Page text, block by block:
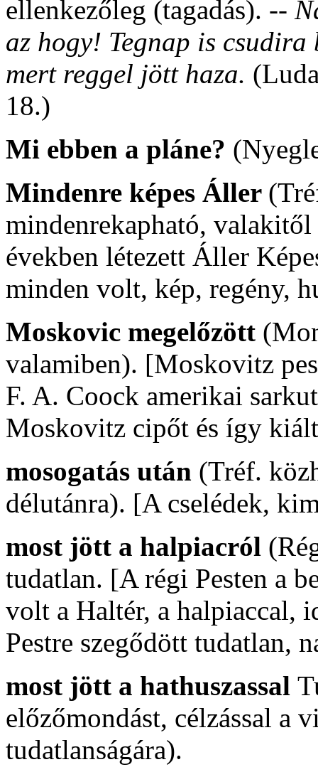
ellenkezőleg (tagadás). --
az hogy! Tegnap is
mert reggel jött haza.
18.)
Mi ebben a pláne?
Mindenre képes Áller
mindenrekapható,
években létezett Áller
minden volt, kép, regény,
Moskovic megelőzött
valamiben). [Moskovitz
F. A. Coock amerikai
Moskovitz cipőt és így
mosogatás után (Tréf.
délutánra). [A cselédek,
most jött a halpiacról
tudatlan. [A régi Pesten a
volt a Haltér, a halpiaccal,
Pestre szegődött tudatlan,
most jött a hathuszassal
előzőmondást, célzással a
tudatlanságára).